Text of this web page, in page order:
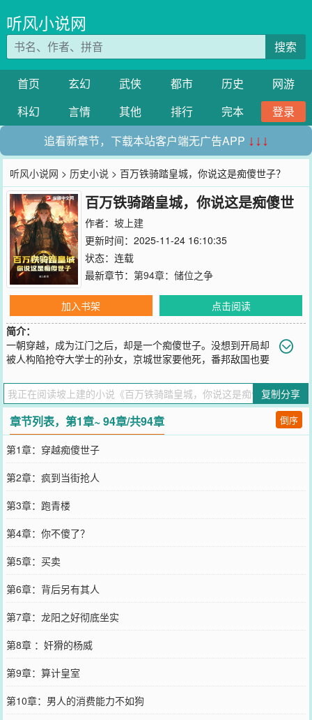
听风小说网
搜索
首页 玄幻 武侠 都市 历史
网游
科幻
言情 其他 排行 完本
登录
追看新章节，下载本站客户端无广告APP ↓↓↓
听风小说网 > 历史小说 > 百万铁骑踏皇城，你说这是痴傻世子？
百万铁骑踏皇城，你说这是痴傻世
子？
作者： 坡上建
更新时间：2025-11-24 16:10:35
状态：连载
最新章节： 第94章：储位之争
加入书架
点击阅读
简介：
一朝穿越，成为江门之后，却是一个痴傻世子。没想到开局却
被人构陷抢夺大学士的孙女，京城世家要他死，番邦敌国也要
开启装疯卖傻模式，反正傻子闹事不承担法律责任、后果自负！！！
您要是觉得《百万铁骑踏皇城，你说这是痴傻世子？》还不错的话请
不要忘记向您QQ群和微博微信里的朋友推荐哦！
复制分享
章节列表，第1章~ 94章/共94章 倒序
第1章：穿越痴傻世子
第2章：疯到当街抢人
第3章：跑青楼
第4章：你不傻了？
第5章：买卖
第6章：背后另有其人
第7章：龙阳之好彻底坐实
第8章 ：奸猾的杨威
第9章：算计皇室
第10章：男人的消费能力不如狗